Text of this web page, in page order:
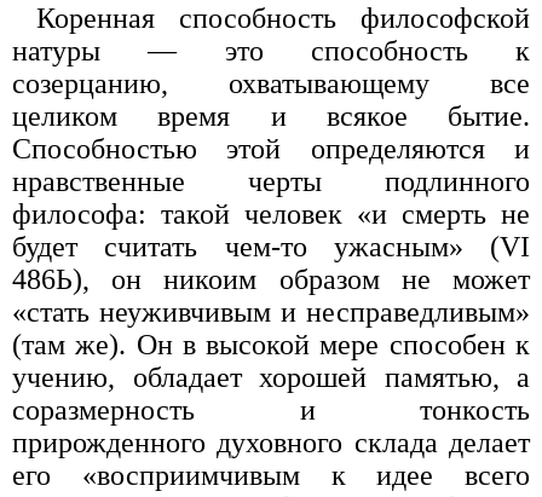
Коренная способность философской
натуры — это способность к
созерцанию, охватывающему все
целиком время и всякое бытие.
Способностью этой определяются и
нравственные черты подлинного
философа: такой человек «и смерть не
будет считать чем-то ужасным» (VI
486Ь), он никоим образом не может
«стать неуживчивым и несправедливым»
(там же). Он в высокой мере способен к
учению, обладает хорошей памятью, а
соразмерность и тонкость
прирожденного духовного склада делает
его «восприимчивым к идее всего